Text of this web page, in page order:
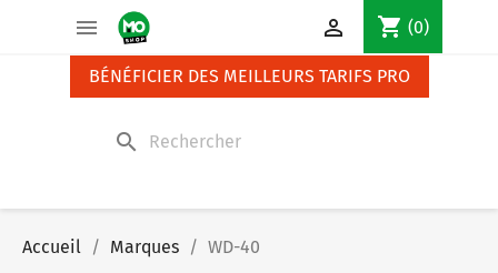
 shopping_cart (0)

BÉNÉFICIER DES MEILLEURS TARIFS PRO
search
Accueil Marques WD-40
Panneau de gestion des cookies